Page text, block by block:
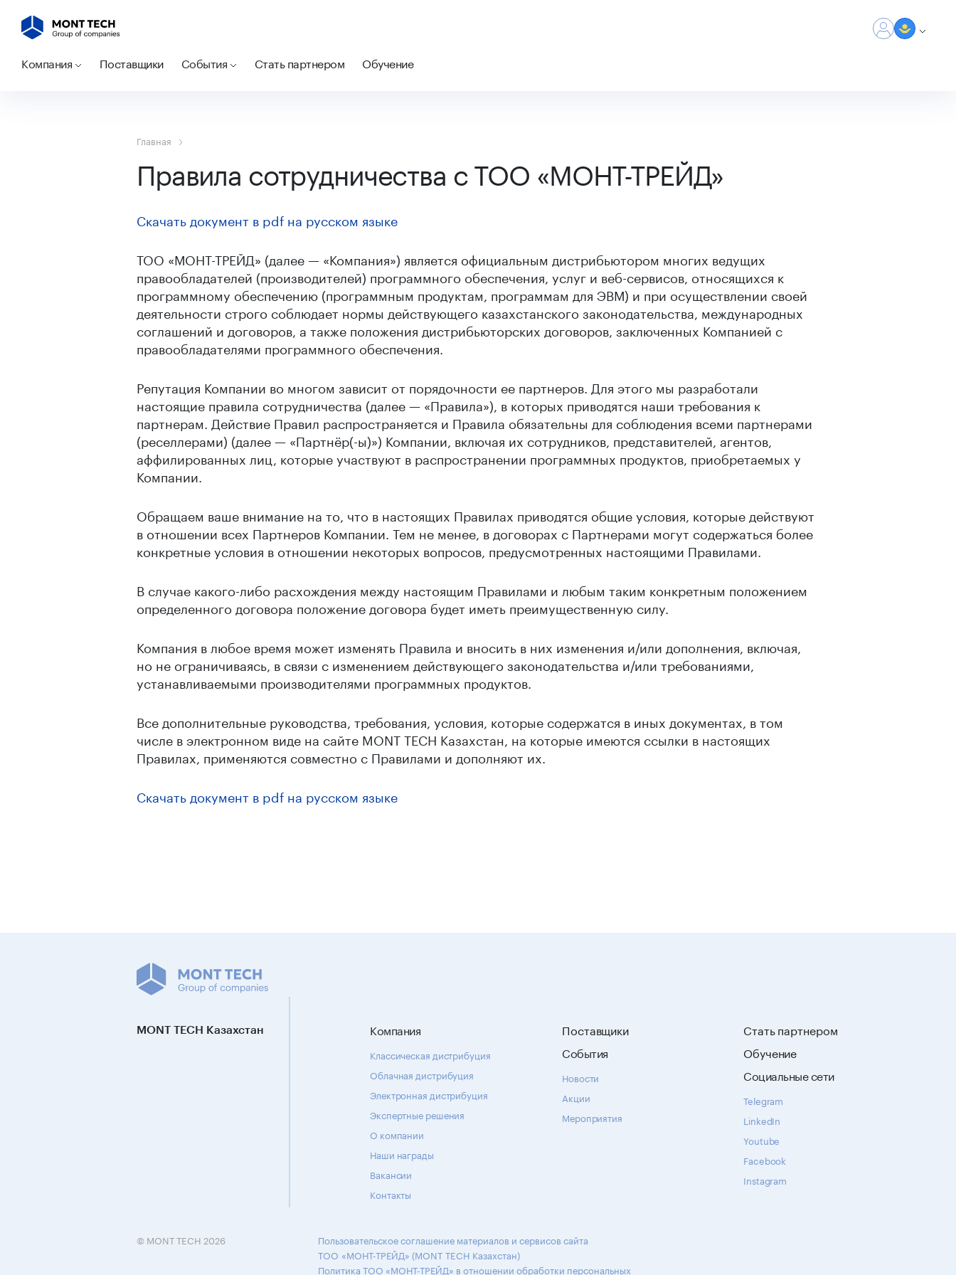
Компания Поставщики События Стать партнером Обучение
Главная
Правила сотрудничества с ТОО «МОНТ-ТРЕЙД»
Скачать документ в pdf на русском языке
ТОО «МОНТ-ТРЕЙД» (далее — «Компания») является официальным дистрибьютором многих ведущих
правообладателей (производителей) программного обеспечения, услуг и веб-сервисов, относящихся к
программному обеспечению (программным продуктам, программам для ЭВМ) и при осуществлении своей
деятельности строго соблюдает нормы действующего казахстанского законодательства, международных
соглашений и договоров, а также положения дистрибьюторских договоров, заключенных Компанией с
правообладателями программного обеспечения.
Репутация Компании во многом зависит от порядочности ее партнеров. Для этого мы разработали
настоящие правила сотрудничества (далее — «Правила»), в которых приводятся наши требования к
партнерам. Действие Правил распространяется и Правила обязательны для соблюдения всеми партнерами
(реселлерами) (далее — «Партнёр(-ы)») Компании, включая их сотрудников, представителей, агентов,
аффилированных лиц, которые участвуют в распространении программных продуктов, приобретаемых у
Компании.
Обращаем ваше внимание на то, что в настоящих Правилах приводятся общие условия, которые действуют
в отношении всех Партнеров Компании. Тем не менее, в договорах с Партнерами могут содержаться более
конкретные условия в отношении некоторых вопросов, предусмотренных настоящими Правилами.
В случае какого-либо расхождения между настоящим Правилами и любым таким конкретным положением
определенного договора положение договора будет иметь преимущественную силу.
Компания в любое время может изменять Правила и вносить в них изменения и/или дополнения, включая,
но не ограничиваясь, в связи с изменением действующего законодательства и/или требованиями,
устанавливаемыми производителями программных продуктов.
Все дополнительные руководства, требования, условия, которые содержатся в иных документах, в том
числе в электронном виде на сайте MONT TECH Казахстан, на которые имеются ссылки в настоящих
Правилах, применяются совместно с Правилами и дополняют их.
Скачать документ в pdf на русском языке
MONT TECH Казахстан Компания
Классическая дистрибуция
Облачная дистрибуция
Электронная дистрибуция
Экспертные решения
О компании
Наши награды
Вакансии
Контакты
Поставщики
События
Новости
Акции
Мероприятия
Стать партнером
Обучение
Социальные сети
Telegram
LinkedIn
Youtube
Facebook
Instagram
© MONT TECH 2026
Пользовательское соглашение материалов и сервисов сайта
ТОО «МОНТ-ТРЕЙД» (MONT TECH Казахстан)
Политика ТОО «МОНТ-ТРЕЙД» в отношении обработки персональных